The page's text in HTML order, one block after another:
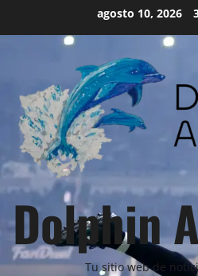
agosto 10, 2026
Dolphin
Tu sitio web de